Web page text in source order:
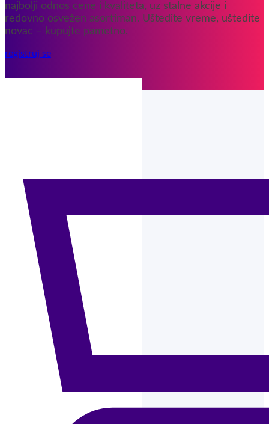
najbolji odnos cene i kvaliteta, uz stalne akcije i
redovno osvežen asortiman. Uštedite vreme, uštedite
novac – kupujte pametno.
registruj se